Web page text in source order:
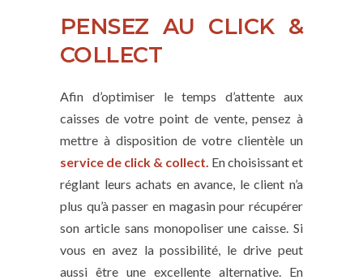
PENSEZ AU CLICK &
COLLECT
Afin d’optimiser le temps d’attente aux
caisses de votre point de vente, pensez à
mettre à disposition de votre clientèle un
service de click & collect. En choisissant et
réglant leurs achats en avance, le client n’a
plus qu’à passer en magasin pour récupérer
son article sans monopoliser une caisse. Si
vous en avez la possibilité, le drive peut
aussi être une excellente alternative. En